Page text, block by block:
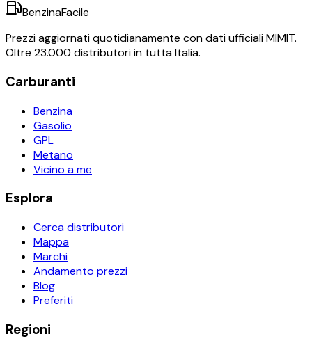
BenzinaFacile
Prezzi aggiornati quotidianamente con dati ufficiali MIMIT.
Oltre 23.000 distributori in tutta Italia.
Carburanti
Benzina
Gasolio
GPL
Metano
Vicino a me
Esplora
Cerca distributori
Mappa
Marchi
Andamento prezzi
Blog
Preferiti
Regioni